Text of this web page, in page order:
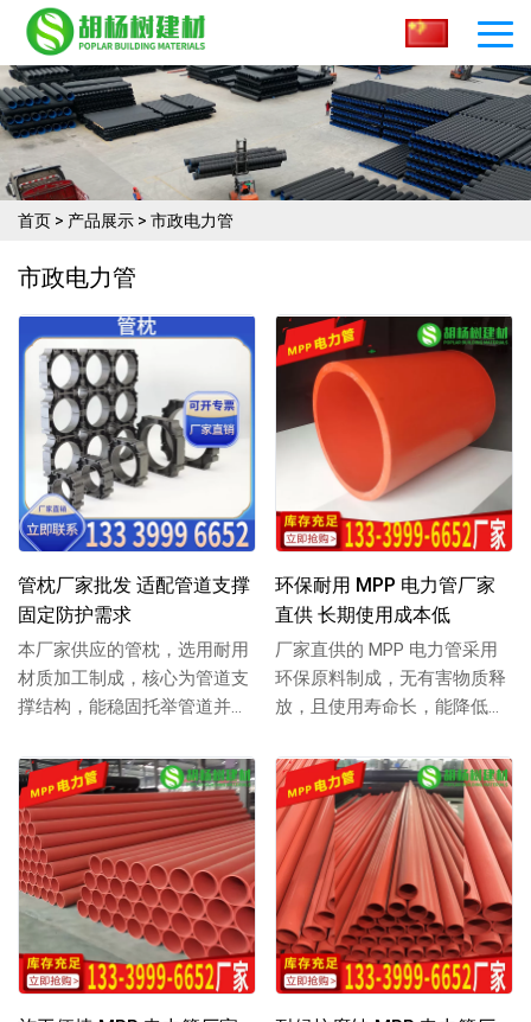
首页 > 产品展示 > 市政电力管
市政电力管
管枕厂家批发 适配管道支撑
固定防护需求
本厂家供应的管枕，选用耐用
材质加工制成，核心为管道支
撑结构，能稳固托举管道并隔
设，支持批发，详...
环保耐用 MPP 电力管厂家
直供 长期使用成本低
厂家直供的 MPP 电力管采用
环保原料制成，无有害物质释
放，且使用寿命长，能降低长
可联系 13...